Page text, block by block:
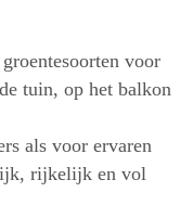
voor
tuin, op het balkon
als voor ervaren
rijkelijk en vol